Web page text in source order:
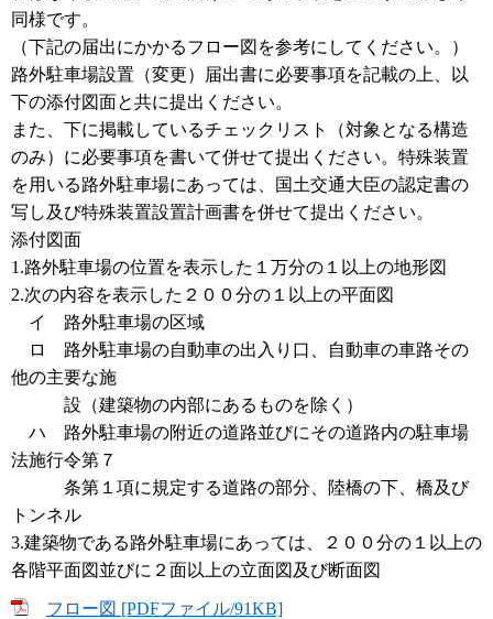
同様です。
（下記の届出にかかるフロー図を参考にしてください。）
路外駐車場設置（変更）届出書に必要事項を記載の上、以
下の添付図面と共に提出ください。
また、下に掲載しているチェックリスト（対象となる構造
のみ）に必要事項を書いて併せて提出ください。特殊装置
を用いる路外駐車場にあっては、国土交通大臣の認定書の
写し及び特殊装置設置計画書を併せて提出ください。
添付図面
1.路外駐車場の位置を表示した１万分の１以上の地形図
2.次の内容を表示した２００分の１以上の平面図
イ 路外駐車場の区域
ロ 路外駐車場の自動車の出入り口、自動車の車路その
他の主要な施
設（建築物の内部にあるものを除く）
ハ 路外駐車場の附近の道路並びにその道路内の駐車場
法施行令第７
条第１項に規定する道路の部分、陸橋の下、橋及び
トンネル
3.建築物である路外駐車場にあっては、２００分の１以上の
各階平面図並びに２面以上の立面図及び断面図
フロー図 [PDFファイル/91KB]